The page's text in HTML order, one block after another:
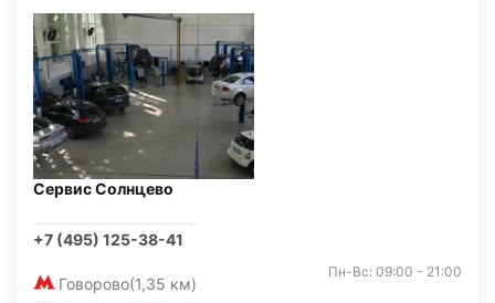
Сервис Солнцево
+7 (495) 125-38-41
Говорово(1,35 км)
Пн-Вс: 09:00 - 21:00